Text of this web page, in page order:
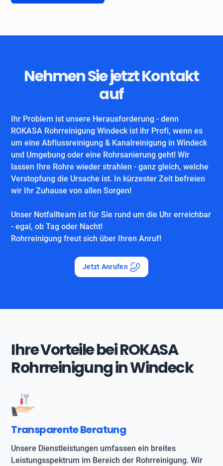
Nehmen Sie jetzt Kontakt
auf
Ihr Problem ist unsere Herausforderung - denn
ROKASA Rohrreinigung Windeck ist ihr Profi, wenn es
um eine Abflussreinigung & Kanalreinigung in Windeck
und Umgebung oder eine Rohrsanierung geht! Wir
lassen Ihre Rohre wieder strahlen - ganz gleich, welche
Verstopfung die Ursache ist. In kürzester Zeit befreien
wir Ihr Zuhause von allen Sorgen!
Unser Notfallteam ist für Sie rund um die Uhr erreichbar
- egal, ob Tag oder Nacht!
Rohrreinigung freut sich über Ihren Anruf!
Jetzt Anrufen
Ihre Vorteile bei ROKASA
Rohrreinigung in Windeck
Transparente Beratung
Unsere Dienstleistungen umfassen ein breites
Leistungsspektrum im Bereich der Rohrreinigung. Wir